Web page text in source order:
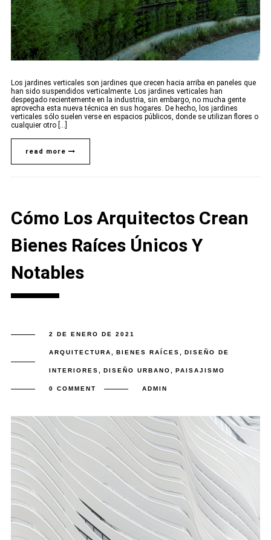
Los jardines verticales son jardines que crecen hacia arriba en paneles que
han sido suspendidos verticalmente. Los jardines verticales han
despegado recientemente en la industria, sin embargo, no mucha gente
aprovecha esta nueva técnica en sus hogares. De hecho, los jardines
verticales sólo suelen verse en espacios públicos, donde se utilizan flores o
cualquier otro [...]
read more
Cómo Los Arquitectos Crean
Bienes Raíces Únicos Y
Notables
2 DE ENERO DE 2021
ARQUITECTURA BIENES RAÍCES DISEÑO DE
INTERIORES DISEÑO URBANO PAISAJISMO
0 COMMENT ADMIN